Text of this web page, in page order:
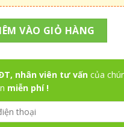
cao cấp QP số lượng
VÀO GIỎ HÀNG
nhân viên tư vấn của
miễn phí !